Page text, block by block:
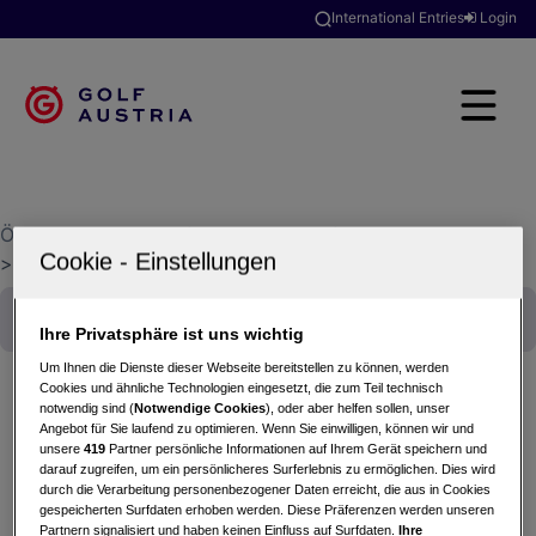
International Entries Login
Österreichischer Golfverband > Golfclubsuche
>
Linzer GC Luftenberg
ÖGS
14.05.2024 - Einzel (Zählspiel)
Linzer GC Luftenberg
Ihre Privatsphäre ist uns wichtig
Um Ihnen die Dienste dieser Webseite bereitstellen zu können, werden
Cookies und ähnliche Technologien eingesetzt, die zum Teil technisch
notwendig sind (Notwendige Cookies), oder aber helfen sollen, unser
Angebot für Sie laufend zu optimieren. Wenn Sie einwilligen, können wir und
unsere419 Partner persönliche Informationen auf Ihrem Gerät speichern und
darauf zugreifen, um ein persönlicheres Surferlebnis zu ermöglichen. Dies wird
durch die Verarbeitung personenbezogener Daten erreicht, die aus in Cookies
gespeicherten Surfdaten erhoben werden. Diese Präferenzen werden unseren
Partnern signalisiert und haben keinen Einfluss auf Surfdaten.Ihre